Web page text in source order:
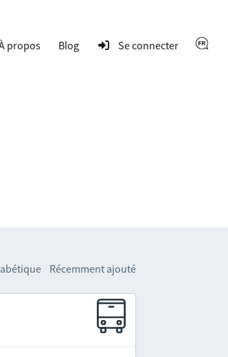
propos Blog Se connecter
Récemment ajouté